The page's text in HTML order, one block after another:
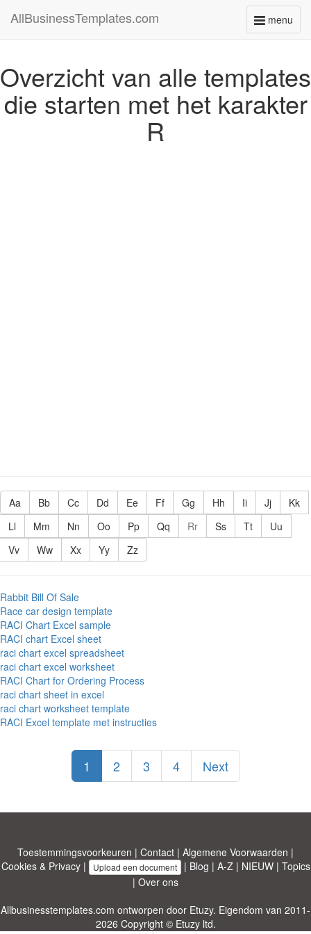
menu
Toggle
AllBusinessTemplates.com
Overzicht van alle templates
die starten met het karakter
R
Aa Bb Cc Dd Ee Ff Gg Hh Ii Jj
Kk
Ll
Mm Nn Oo Pp Qq Rr Ss Tt
Uu
Vv
Ww Xx Yy Zz
Rabbit Bill Of Sale
Race car design template
RACI Chart Excel sample
RACI chart Excel sheet
raci chart excel spreadsheet
raci chart excel worksheet
RACI Chart for Ordering Process
raci chart sheet in excel
raci chart worksheet template
RACI Excel template met instructies
1 2 3 4 Next
Toestemmingsvoorkeuren | Contact | Algemene Voorwaarden |
Cookies & Privacy| Upload een document | Blog | A-Z | NIEUW| Topics
| Over ons
Allbusinesstemplates.com ontworpen door Etuzy. Eigendom van 2011-
2026 Copyright © Etuzy ltd.